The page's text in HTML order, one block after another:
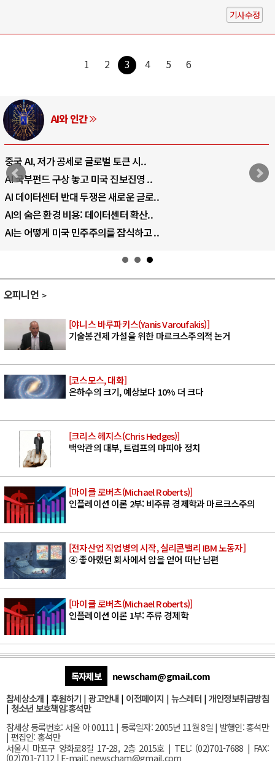
기사수정
1 2 3 4 5 6
AI와 인간
중국 AI, 저가 공세로 글로벌 토큰 시..
AI 국부펀드 구상 놓고 미국 진보진영 ..
AI 데이터센터 반대 투쟁은 새로운 글로..
AI의 숨은 환경 비용: 데이터센터 확산..
AI는 어떻게 미국 민주주의를 잠식하고 ..
오피니언
[야니스 바루파키스(Yanis Varoufakis)]
기술봉건제 가설을 위한 마르크스주의적 논거
[코스모스, 대화]
은하수의 크기, 예상보다 10% 더 크다
[크리스 헤지스(Chris Hedges)]
백악관의 대부, 트럼프의 마피아 정치
[마이클 로버츠(Michael Roberts)]
인플레이션 이론 2부: 비주류 경제학과 마르크스주의
[전자산업 직업병의 시작, 실리콘밸리 IBM 노동자]
④ 좋아했던 회사에서 암을 얻어 떠난 남편
[마이클 로버츠(Michael Roberts)]
인플레이션 이론 1부: 주류 경제학
독자제보
newscham@gmail.com
참세상소개 | 후원하기 |광고안내 | 이전페이지 | 뉴스레터| 개인정보취급방침
| 청소년 보호책임:홍석만
참세상 등록번호: 서울 아 00111 | 등록일자: 2005년 11월 8일 | 발행인: 홍석만
| 편집인: 홍석만
서울시 마포구 양화로8길 17-28, 2층 2015호| TEL: (02)701-7688 | FAX:
(02)701-7112 | E-mail:newscham@gmail.com